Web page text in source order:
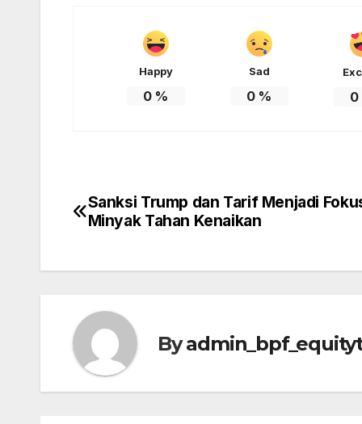
Happy
0 %
Sad
0 % 0
Post
Sanksi Trump dan Tarif Menjadi
Minyak Tahan Kenaikan
By